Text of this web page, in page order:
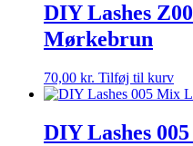
DIY Lashes
Mørkebrun
70,00 kr. Tilføj til kurv
DIY Lashes